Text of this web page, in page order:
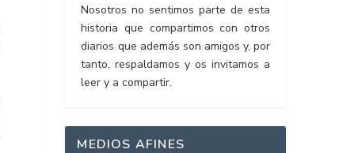
Nosotros no sentimos parte de esta
historia que compartimos con otros
diarios que además son amigos y, por
tanto, respaldamos y os invitamos a
leer y a compartir.
MEDIOS AFINES